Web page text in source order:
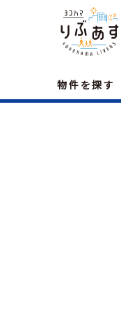
物件を探す